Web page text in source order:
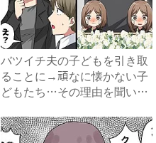
バツイチ夫の子どもを引き取
ることに→頑なに懐かない子
どもたち…その理由を聞いて